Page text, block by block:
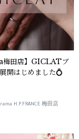
梅田店】GICLATブ
開はじめました💍
H.P.FRANCE 梅田店